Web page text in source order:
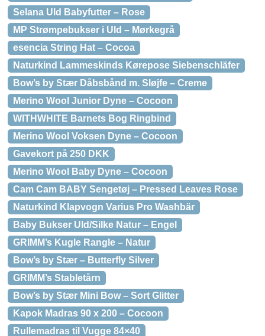
Selana Uld Babyfutter – Rose
MP Strømpebukser i Uld – Mørkegrå
esencia String Hat – Cocoa
Naturkind Lammeskinds Kørepose Siebenschläfer
Bow’s by Stær Dåbsbånd m. Sløjfe – Creme
Merino Wool Junior Dyne – Cocoon
WITHWHITE Barnets Bog Ringbind
Merino Wool Voksen Dyne – Cocoon
Gavekort på 250 DKK
Merino Wool Baby Dyne – Cocoon
Cam Cam BABY Sengetøj – Pressed Leaves Rose
Naturkind Klapvogn Varius Pro Washbär
Baby Bukser Uld/Silke Natur – Engel
GRIMM’s Kugle Rangle – Natur
Bow’s by Stær – Butterfly Silver
GRIMM’s Stabletårn
Bow’s by Stær Mini Bow – Sort Glitter
Kapok Madras 90 x 200 – Cocoon
Rullemadras til Vugge 84×40